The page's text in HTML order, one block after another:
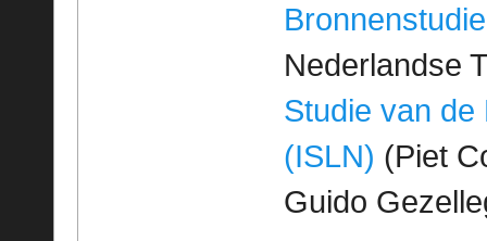
Bronnenstudie
Nederlandse
Studie van de
(ISLN) (Piet
Guido